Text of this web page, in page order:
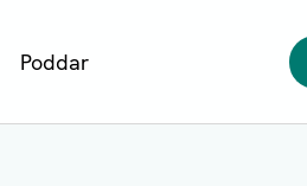
Poddar